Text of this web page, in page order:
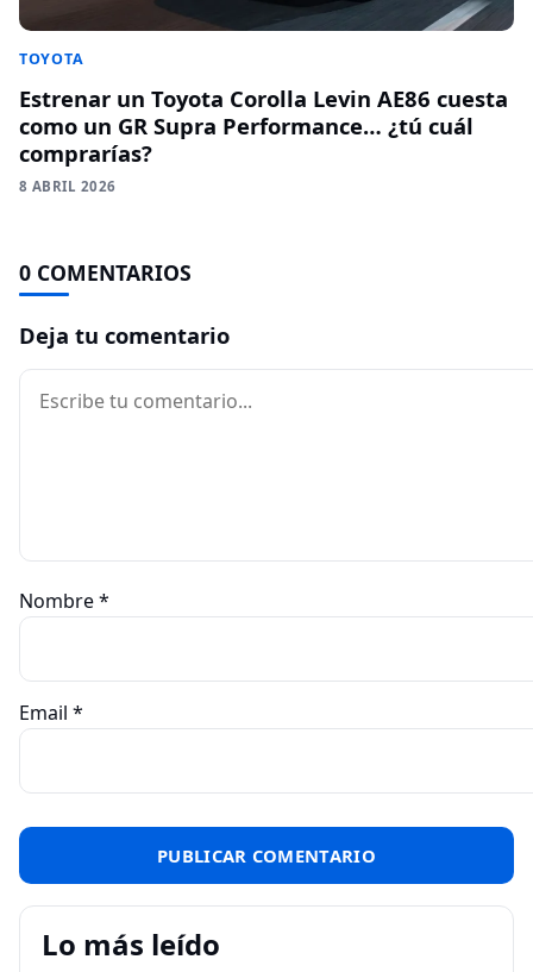
TOYOTA
Estrenar un Toyota Corolla Levin AE86 cuesta
como un GR Supra Performance… ¿tú cuál
comprarías?
8 ABRIL 2026
0 COMENTARIOS
Deja tu comentario
Comentario
Nombre*
Email *
Lo más leído